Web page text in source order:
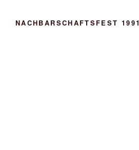
NACHBARSCHAFTSFEST 1991